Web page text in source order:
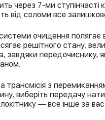
через 7-ми ступінчасті
від соломи все
системи очищення
решітного стану,
завдяки передочиснику,
трансмісія з
виберіть передачу
— все інше за